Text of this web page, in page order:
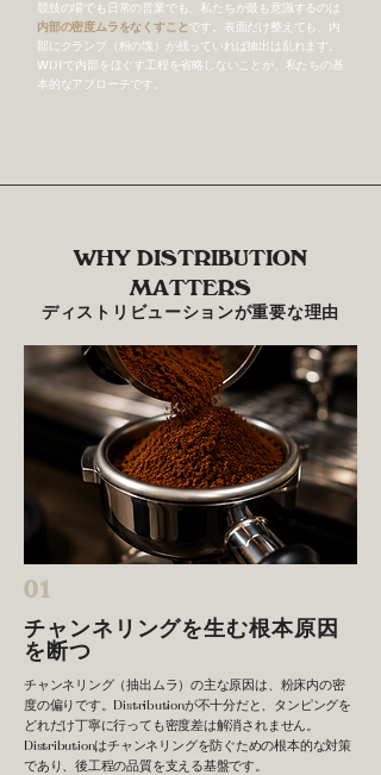
競技の場でも日常の営業でも、私たちが最も意識するのは
内部の密度ムラをなくすこと です。表面だけ整えても、内
部にクランプ（粉の塊）が残っていれば抽出は乱れます。
WDTで内部をほぐす工程を省略しないことが、私たちの基
本的なアプローチです。
WHY DISTRIBUTION
MATTERS
ディストリビューションが重要な理由
01
チャンネリングを生む根本原因
を断つ
チャンネリング（抽出ムラ）の主な原因は、粉床内の密
度の偏りです。Distributionが不十分だと、タンピングを
どれだけ丁寧に行っても密度差は解消されません。
Distributionはチャンネリングを防ぐための根本的な対策
であり、後工程の品質を支える基盤です。